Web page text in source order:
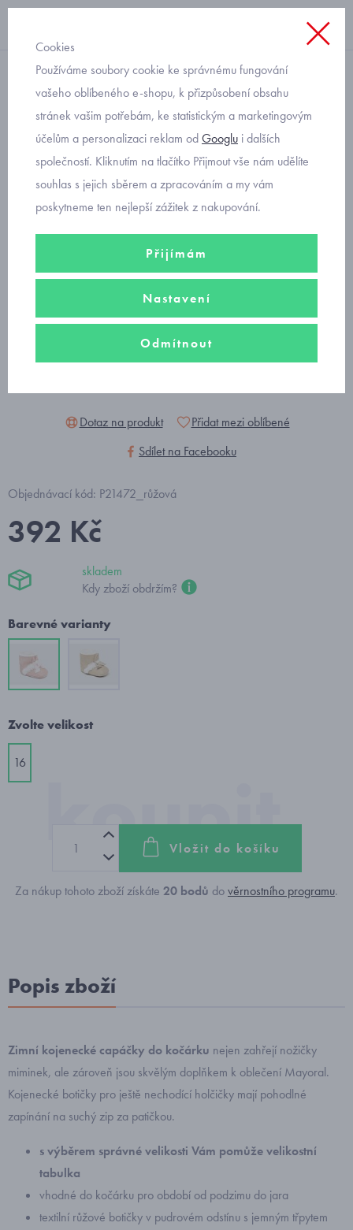
zimní
Mayoral botičky do kočárku
9459-34 růžové
Dotaz na produkt
Přidat mezi oblíbené
Sdílet na Facebooku
Objednávací kód: P21472_růžová
392 Kč
skladem
Kdy zboží obdržím?
Barevné varianty
Zvolte velikost
16
Vložit do košíku
Za nákup tohoto zboží získáte 20 bodů dověrnostního programu.
Popis zboží
Zimní kojenecké capáčky do kočárku nejen zahřejí nožičky
miminek, ale zároveň jsou skvělým doplňkem k oblečení Mayoral.
Kojenecké botičky pro ještě nechodící holčičky mají pohodlné
zapínání na suchý zip za patičkou.
s výběrem správné velikosti Vám pomůže velikostní
tabulka
vhodné do kočárku pro období od podzimu do jara
textilní růžové botičky v pudrovém odstínu s jemným třpytem
Cookies
Používáme soubory cookie ke správnému fungování
vašeho oblíbeného e-shopu, k přizpůsobení obsahu
stránek vašim potřebám, ke statistickým a marketingovým
účelům a personalizaci reklam odGooglu i dalších
společností. Kliknutím na tlačítko Přijmout vše nám udělíte
souhlas s jejich sběrem a zpracováním a my vám
poskytneme ten nejlepší zážitek z nakupování.
Přijímám
Nastavení
Odmítnout